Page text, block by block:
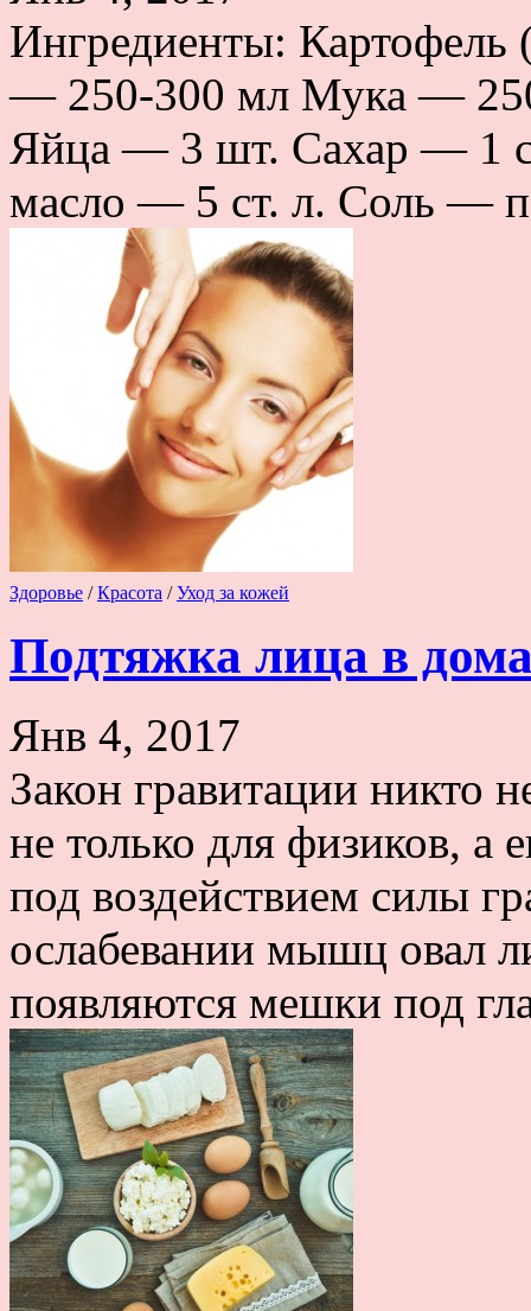
Ингредиенты:
— 250-300 мл Мука —
Яйца — 3 шт. Сахар — 1
масло — 5 ст. л. Соль —
Здоровье /Красота /Уход за кожей
Подтяжка лица в
Янв 4, 2017
Закон гравитации никто
не только для физиков, а
под воздействием силы
ослабевании мышц овал
появляются мешки под